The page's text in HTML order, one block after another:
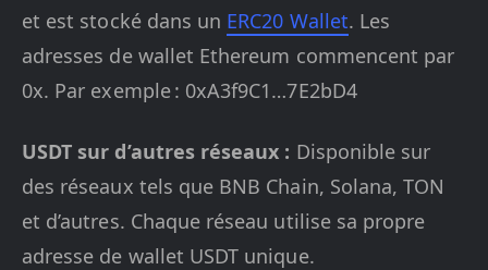
et est stocké dans un ERC20 Wallet. Les
adresses de wallet Ethereum commencent par
0x. Par exemple : 0xA3f9C1…7E2bD4
USDT sur d’autres réseaux : Disponible sur
des réseaux tels que BNB Chain, Solana, TON
et d’autres. Chaque réseau utilise sa propre
adresse de wallet USDT unique.